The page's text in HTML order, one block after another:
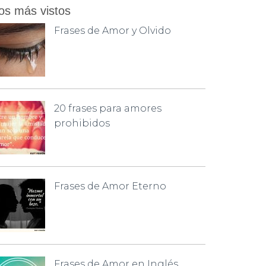
más vistos
Frases de Amor y Olvido
20 frases para amores
prohibidos
Frases de Amor Eterno